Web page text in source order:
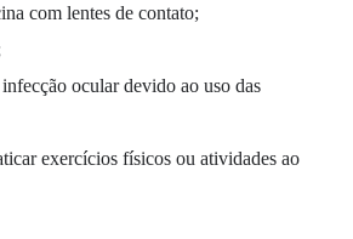
com lentes de contato;
ocular devido ao uso das
exercícios físicos ou atividades ao